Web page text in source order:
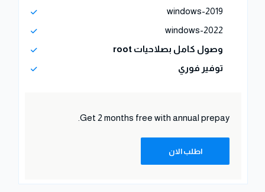
windows-2019
windows-2022
وصول كامل بصلاحيات root
توفير فوري
Get 2 months free with annual prepay.
اطلب الان